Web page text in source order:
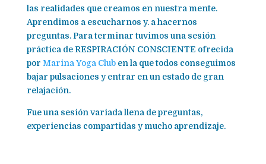
las realidades que creamos en nuestra mente.
Aprendimos a escucharnos y. a hacernos
preguntas. Para terminar tuvimos una sesión
práctica de RESPIRACIÓN CONSCIENTE ofrecida
por Marina Yoga Cluben la que todos conseguimos
bajar pulsaciones y entrar en un estado de gran
relajación.
Fue una sesión variada llena de preguntas,
experiencias compartidas y mucho aprendizaje.